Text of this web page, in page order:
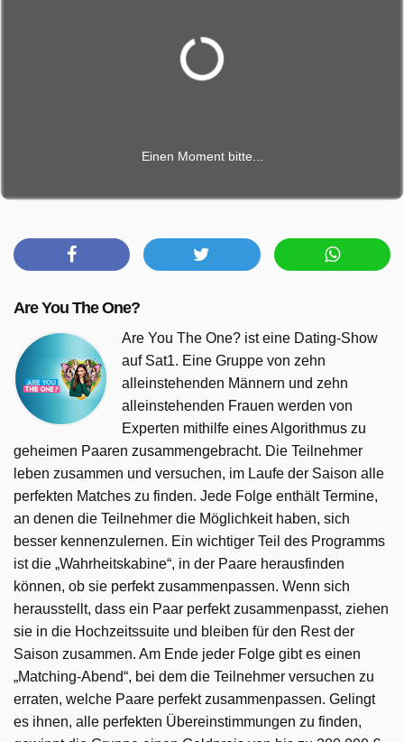
Einen Moment bitte...
Are You The One?
Are You The One? ist eine Dating-Show
auf Sat1. Eine Gruppe von zehn
alleinstehenden Männern und zehn
alleinstehenden Frauen werden von
Experten mithilfe eines Algorithmus zu
geheimen Paaren zusammengebracht. Die Teilnehmer
leben zusammen und versuchen, im Laufe der Saison alle
perfekten Matches zu finden. Jede Folge enthält Termine,
an denen die Teilnehmer die Möglichkeit haben, sich
besser kennenzulernen. Ein wichtiger Teil des Programms
ist die „Wahrheitskabine“, in der Paare herausfinden
können, ob sie perfekt zusammenpassen. Wenn sich
herausstellt, dass ein Paar perfekt zusammenpasst, ziehen
sie in die Hochzeitssuite und bleiben für den Rest der
Saison zusammen. Am Ende jeder Folge gibt es einen
„Matching-Abend“, bei dem die Teilnehmer versuchen zu
erraten, welche Paare perfekt zusammenpassen. Gelingt
es ihnen, alle perfekten Übereinstimmungen zu finden,